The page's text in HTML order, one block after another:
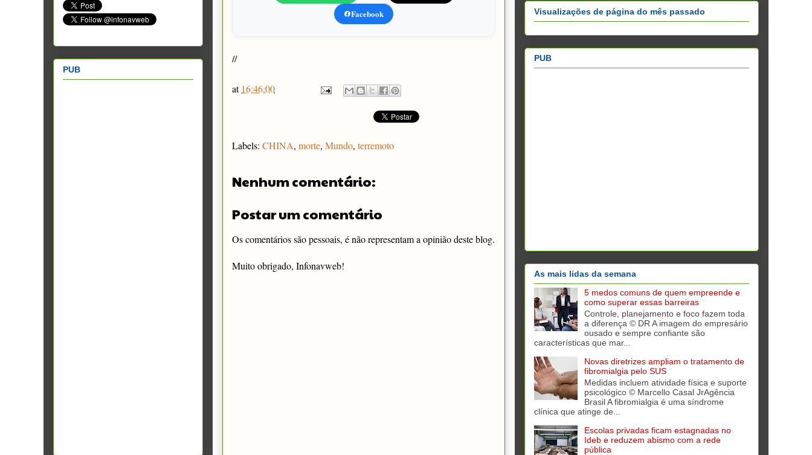
Facebook
//
at 16:46:00
Labels: CHINA, morte, Mundo, terremoto
Nenhum comentário:
Postar um comentário
Os comentários são pessoais, é não representam a opinião deste blog.
Muito obrigado, Infonavweb!
PUB
Visualizações de página do mês passado
PUB
As mais lidas da semana
5 medos comuns de quem empreende e
como superar essas barreiras
Controle, planejamento e foco fazem toda
a diferença © DR A imagem do empresário
ousado e sempre confiante são
características que mar...
Novas diretrizes ampliam o tratamento de
fibromialgia pelo SUS
Medidas incluem atividade física e suporte
psicológico © Marcello Casal JrAgência
Brasil A fibromialgia é uma síndrome
clínica que atinge de...
Escolas privadas ficam estagnadas no
Ideb e reduzem abismo com a rede
pública